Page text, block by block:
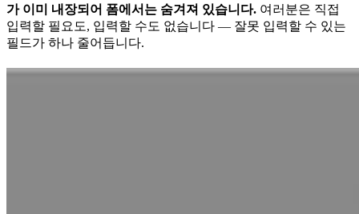
가 이미 내장되어 폼에서는 숨겨져 있습니다. 여러분은 직접
입력할 필요도, 입력할 수도 없습니다 — 잘못 입력할 수 있는
필드가 하나 줄어듭니다.